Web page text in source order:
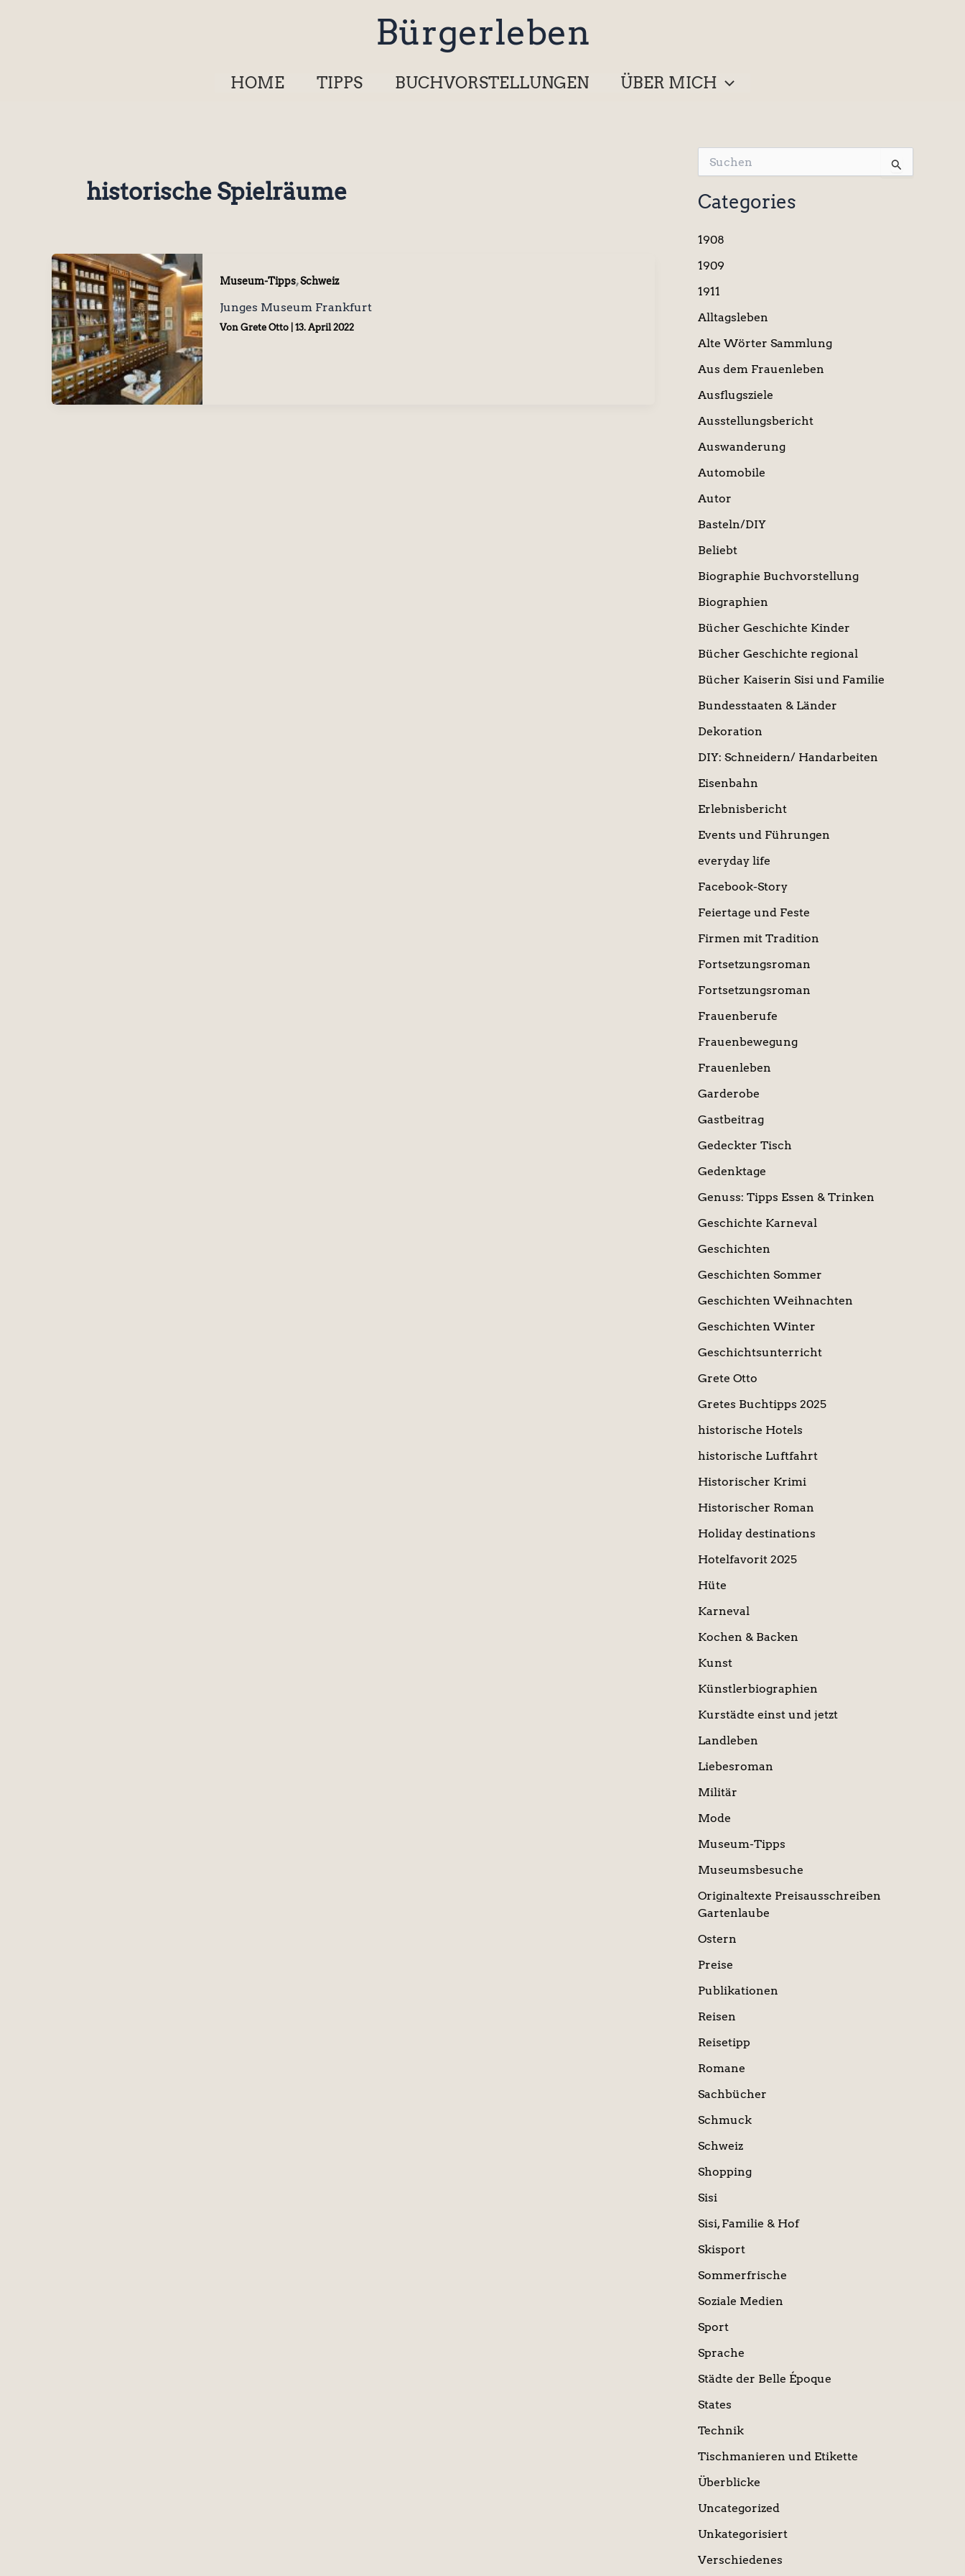
Bürgerleben
HOME TIPPS BUCHVORSTELLUNGEN ÜBER MICH
historische Spielräume
Museum-Tipps,Schweiz
Junges Museum Frankfurt
Von Grete Otto 13. April 2022
u
c
h
n
a
h
Categories
1908
1909
1911
Alltagsleben
Alte Wörter Sammlung
Aus dem Frauenleben
Ausflugsziele
Ausstellungsbericht
Auswanderung
Automobile
Autor
Basteln/DIY
Beliebt
Biographie Buchvorstellung
Biographien
Bücher Geschichte Kinder
Bücher Geschichte regional
Bücher Kaiserin Sisi und Familie
Bundesstaaten & Länder
Dekoration
DIY: Schneidern/ Handarbeiten
Eisenbahn
Erlebnisbericht
Events und Führungen
everyday life
Facebook-Story
Feiertage und Feste
Firmen mit Tradition
Fortsetzungsroman
Fortsetzungsroman
Frauenberufe
Frauenbewegung
Frauenleben
Garderobe
Gastbeitrag
Gedeckter Tisch
Gedenktage
Genuss: Tipps Essen & Trinken
Geschichte Karneval
Geschichten
Geschichten Sommer
Geschichten Weihnachten
Geschichten Winter
Geschichtsunterricht
Grete Otto
Gretes Buchtipps 2025
historische Hotels
historische Luftfahrt
Historischer Krimi
Historischer Roman
Holiday destinations
Hotelfavorit 2025
Hüte
Karneval
Kochen & Backen
Kunst
Künstlerbiographien
Kurstädte einst und jetzt
Landleben
Liebesroman
Militär
Mode
Museum-Tipps
Museumsbesuche
Originaltexte Preisausschreiben
Gartenlaube
Ostern
Preise
Publikationen
Reisen
Reisetipp
Romane
Sachbücher
Schmuck
Schweiz
Shopping
Sisi
Sisi, Familie & Hof
Skisport
Sommerfrische
Soziale Medien
Sport
Sprache
Städte der Belle Époque
States
Technik
Tischmanieren und Etikette
Überblicke
Uncategorized
Unkategorisiert
Verschiedenes